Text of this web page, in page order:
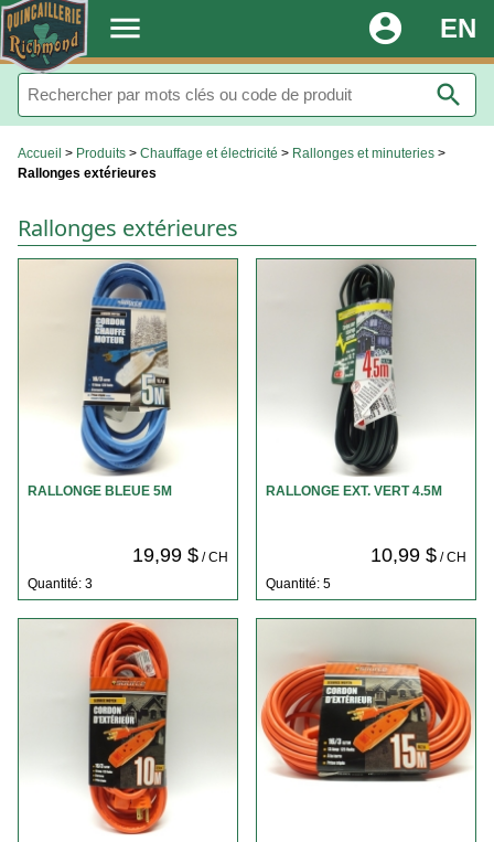
. menu EN
account_circle
search
Accueil > Produits > Chauffage et électricité > Rallonges et minuteries >
Rallonges extérieures
Rallonges extérieures
RALLONGE BLEUE 5M
19,99 $/ CH
Quantité: 3
RALLONGE EXT. VERT 4.5M
10,99 $/ CH
Quantité: 5